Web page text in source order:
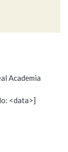
Academia
<data>]